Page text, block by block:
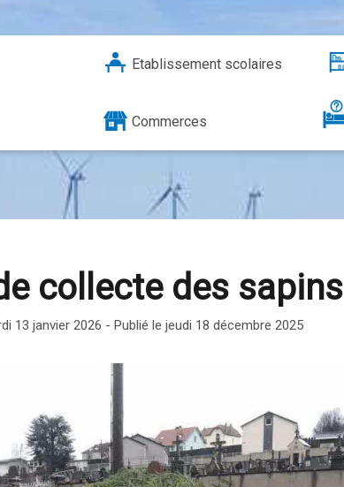
Etablissement scolaires
Commerces
collecte des sapins
13 janvier 2026 - Publié le jeudi 18 décembre 2025